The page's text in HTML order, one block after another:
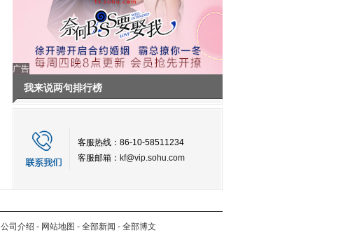
广告
我来说两句排行榜
客服热线：86-10-58511234
客服邮箱： kf@vip.sohu.com
公司介绍 - 网站地图 - 全部新闻 - 全部博文